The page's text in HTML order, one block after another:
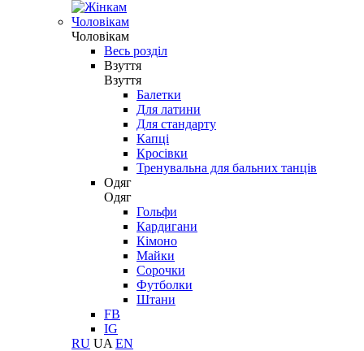
Чоловікам
Чоловікам
Весь розділ
Взуття
Взуття
Балетки
Для латини
Для стандарту
Капці
Кросівки
Тренувальна для бальних танців
Одяг
Одяг
Гольфи
Кардигани
Кімоно
Майки
Сорочки
Футболки
Штани
FB
IG
RU UA EN